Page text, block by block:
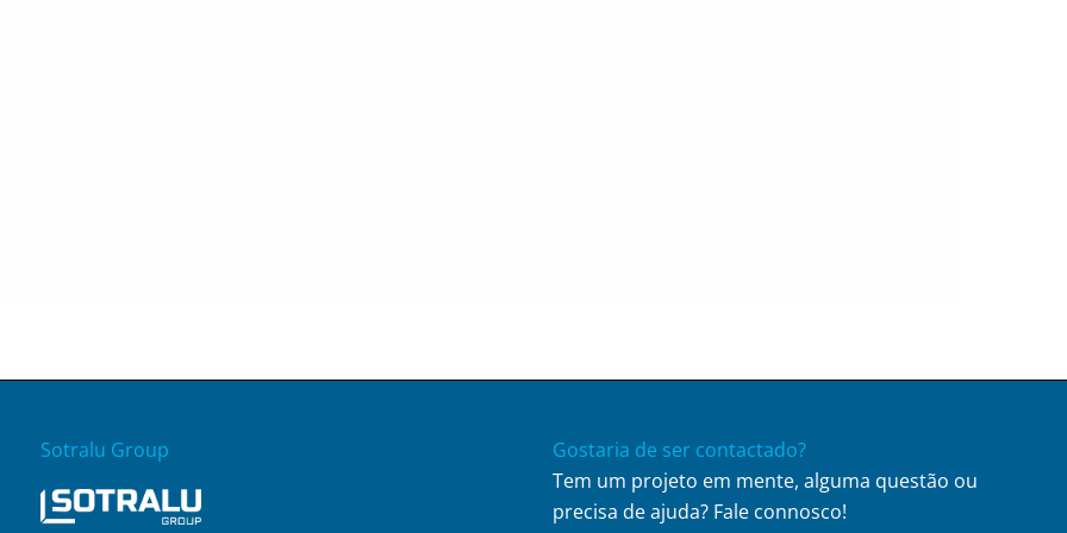
Sotralu Group
Gostaria de ser contactado?
Tem um projeto em mente, alguma questão ou
precisa de ajuda? Fale connosco!